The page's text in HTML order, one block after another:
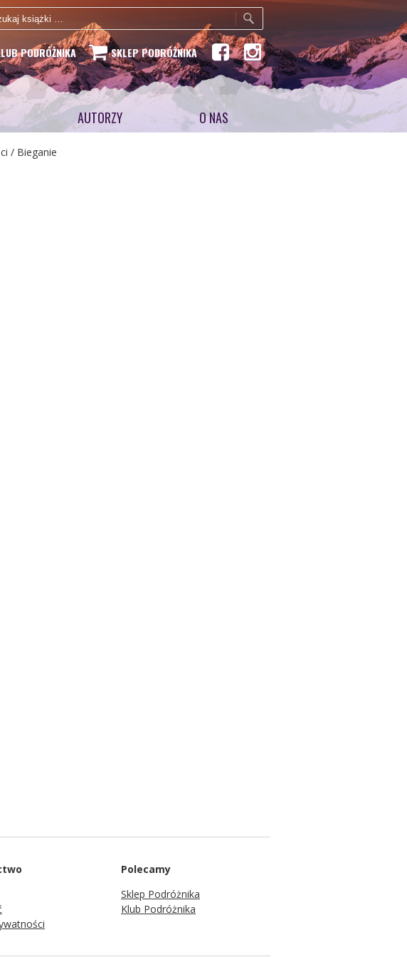
PODRÓŻNIKA SKLEP PODRÓŻNIKA
AUTORZY O NAS
/ Bieganie
Polecamy
Sklep Podróżnika
Klub Podróżnika